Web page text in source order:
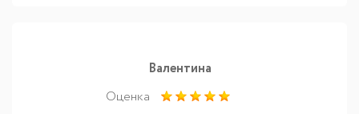
Валентина
Оценка